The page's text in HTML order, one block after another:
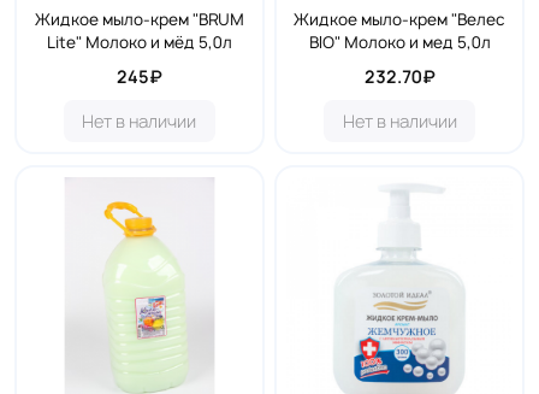
Жидкое мыло-крем "BRUM
Lite" Молоко и мёд 5,0л
245₽
Нет в наличии
Жидкое мыло-крем "Велес
BIO" Молоко и мед 5,0л
232.70₽
Нет в наличии